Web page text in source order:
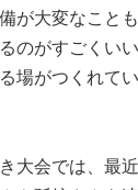
が大変なこと
のがすごくい
場がつくれて
大会では、最